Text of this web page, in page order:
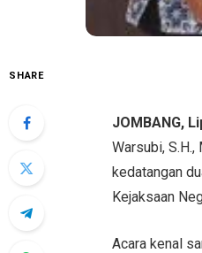
SHARE
JOMBANG,
Warsubi,
kedatangan
Kejaksaan
Acara kenal